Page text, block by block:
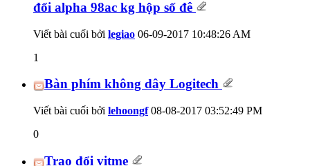
đổi alpha 98ac kg hộp số đê
Viết bài cuối bởi legiao 06-09-2017 10:48:26 AM
1
Bàn phím không dây Logitech
Viết bài cuối bởi lehoongf08-08-2017 03:52:49 PM
0
Trao đổi vitme